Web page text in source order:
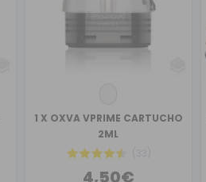
1 X OXVA VPRIME CARTUCHO
2ML
(33)
4,50€